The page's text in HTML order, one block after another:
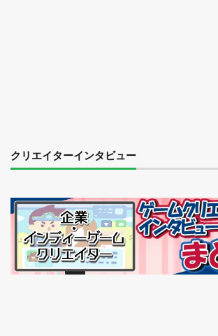
クリエイターインタビュー